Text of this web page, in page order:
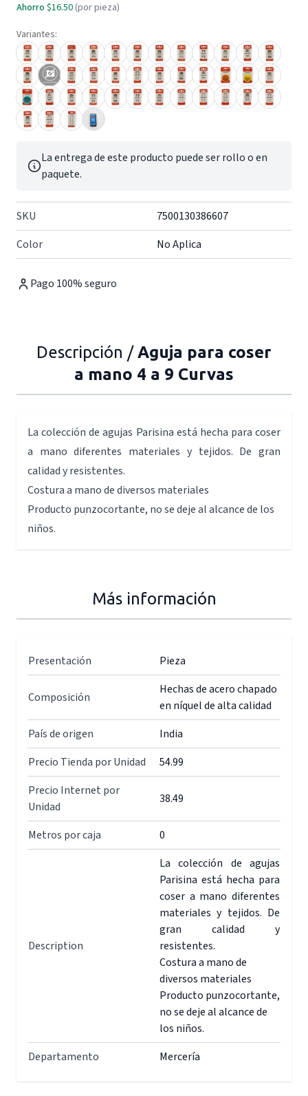
Ahorro $16.50 (por pieza)
Variantes:
La entrega de este producto puede ser rollo o en
paquete.
SKU
7500130386607
Color
No Aplica
Pago 100% seguro
Descripción /Aguja para coser
a mano 4 a 9 Curvas
La colección de agujas Parisina está hecha para coser
a mano diferentes materiales y tejidos. De gran
calidad y resistentes.
Costura a mano de diversos materiales
Producto punzocortante, no se deje al alcance de los
niños.
Más información
Presentación Pieza
Composición
Hechas de acero chapado
en níquel de alta calidad
País de origen
India
Precio Tienda por Unidad
54.99
Precio Internet por
Unidad
38.49
Metros por caja 0
Description
La colección de agujas
Parisina está hecha para
coser a mano diferentes
materiales y tejidos. De
gran calidad y
resistentes.
Costura a mano de
diversos materiales
Producto punzocortante,
no se deje al alcance de
los niños.
Departamento
Mercería